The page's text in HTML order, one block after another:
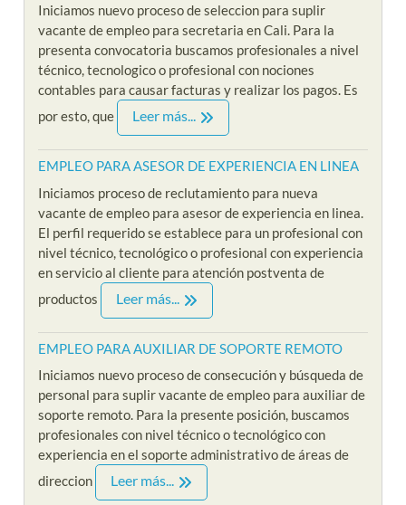
Iniciamos nuevo proceso de seleccion para suplir
vacante de empleo para secretaria en Cali. Para la
presenta convocatoria buscamos profesionales a nivel
técnico, tecnologico o profesional con nociones
contables para causar facturas y realizar los pagos. Es
por esto, que
Leer más...
EMPLEO PARA ASESOR DE EXPERIENCIA EN LINEA
Iniciamos proceso de reclutamiento para nueva
vacante de empleo para asesor de experiencia en linea.
El perfil requerido se establece para un profesional con
nivel técnico, tecnológico o profesional con experiencia
en servicio al cliente para atención postventa de
productos
Leer más...
EMPLEO PARA AUXILIAR DE SOPORTE REMOTO
Iniciamos nuevo proceso de consecución y búsqueda de
personal para suplir vacante de empleo para auxiliar de
soporte remoto. Para la presente posición, buscamos
profesionales con nivel técnico o tecnológico con
experiencia en el soporte administrativo de áreas de
direccion
Leer más...